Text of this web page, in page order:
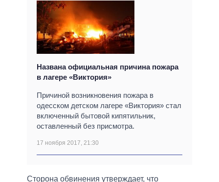
Названа официальная причина пожара
в лагере «Виктория»
Причиной возникновения пожара в
одесском детском лагере «Виктория» стал
включенный бытовой кипятильник,
оставленный без присмотра.
17 ноября 2017, 21:30
Сторона обвинения утверждает, что